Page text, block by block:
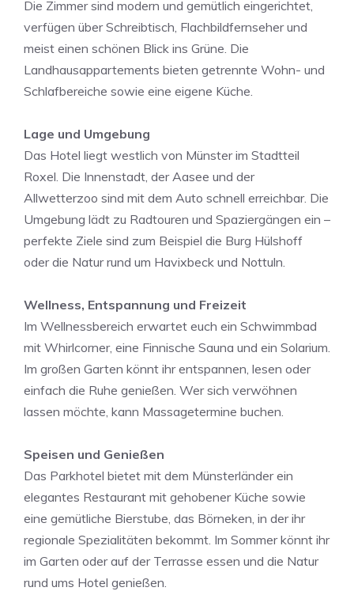
Die Zimmer sind modern und gemütlich eingerichtet,
verfügen über Schreibtisch, Flachbildfernseher und
meist einen schönen Blick ins Grüne. Die
Landhausappartements bieten getrennte Wohn- und
Schlafbereiche sowie eine eigene Küche.
Lage und Umgebung
Das Hotel liegt westlich von Münster im Stadtteil
Roxel. Die Innenstadt, der Aasee und der
Allwetterzoo sind mit dem Auto schnell erreichbar. Die
Umgebung lädt zu Radtouren und Spaziergängen ein –
perfekte Ziele sind zum Beispiel die Burg Hülshoff
oder die Natur rund um Havixbeck und Nottuln.
Wellness, Entspannung und Freizeit
Im Wellnessbereich erwartet euch ein Schwimmbad
mit Whirlcorner, eine Finnische Sauna und ein Solarium.
Im großen Garten könnt ihr entspannen, lesen oder
einfach die Ruhe genießen. Wer sich verwöhnen
lassen möchte, kann Massagetermine buchen.
Speisen und Genießen
Das Parkhotel bietet mit dem Münsterländer ein
elegantes Restaurant mit gehobener Küche sowie
eine gemütliche Bierstube, das Börneken, in der ihr
regionale Spezialitäten bekommt. Im Sommer könnt ihr
im Garten oder auf der Terrasse essen und die Natur
rund ums Hotel genießen.